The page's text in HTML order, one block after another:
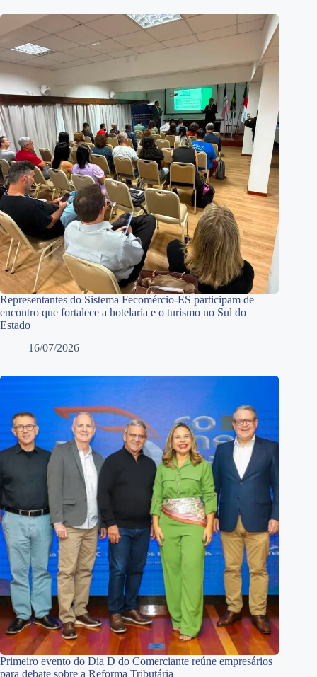
Representantes do Sistema Fecomércio-ES participam de
encontro que fortalece a hotelaria e o turismo no Sul do
Estado
16/07/2026
Primeiro evento do Dia D do Comerciante reúne empresários
para debate sobre a Reforma Tributária